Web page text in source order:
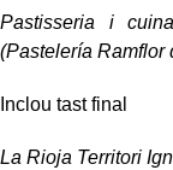
Pastisseria i
(Pastelería Ramflor
Inclou tast final
La Rioja Territori